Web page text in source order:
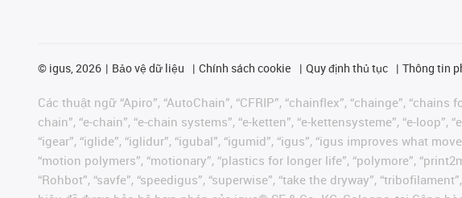
© igus, 2026 Bảo vệ dữ liệu Chính sách cookie Quy định thủ tục Thông tin
Các thuật ngữ “Apiro”, “AutoChain”, “CFRIP”, “chainflex”, “chainge”, “chains
chain”, “e-chain”, “e-chain systems”, “e-ketten”, “e-kettensysteme”, “e-loop”,
“igear”, “iglide”, “iglidur”, “igubal”, “igumid”, “igus”, “igus improves what
“motion polymers”, “motionary”, “plastics for longer life”, “polymore”,
“Rohbot”, “savfe”, “speedigus”, “superwise”, “take the dryway”,